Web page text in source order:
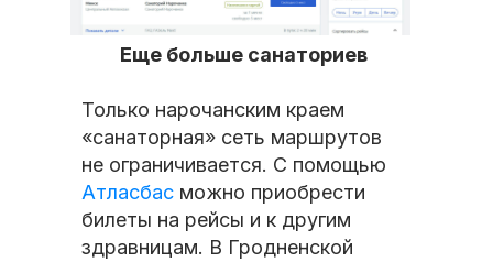
Еще больше санаториев
Только нарочанским краем
«санаторная» сеть маршрутов
не ограничивается. С помощью
Атласбас можно приобрести
билеты на рейсы и к другим
здравницам. В Гродненской